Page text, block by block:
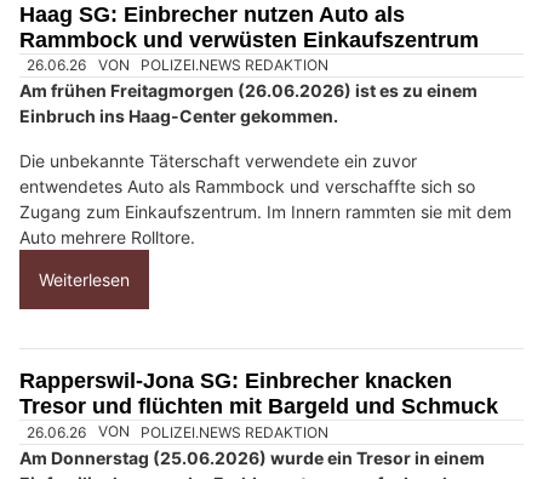
e
n
s
c
?
D
a
n
ä
h
l
e
n
Haag SG: Einbrecher nutzen Auto als
Rammbock und verwüsten Einkaufszentrum
26.06.26 VON POLIZEI.NEWS REDAKTION
Am frühen Freitagmorgen (26.06.2026) ist es zu einem
Einbruch ins Haag-Center gekommen.